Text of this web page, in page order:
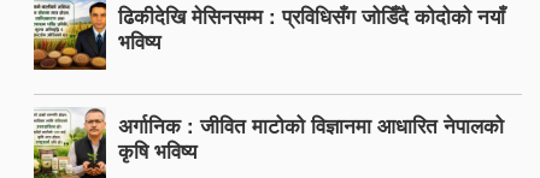
ढिकीदेखि मेसिनसम्म : प्रविधिसँग जोडिँदै कोदोको नयाँ
भविष्य
अर्गानिक : जीवित माटोको विज्ञानमा आधारित नेपालको
कृषि भविष्य